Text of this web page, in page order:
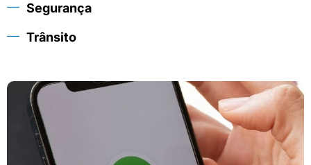
Segurança
Trânsito